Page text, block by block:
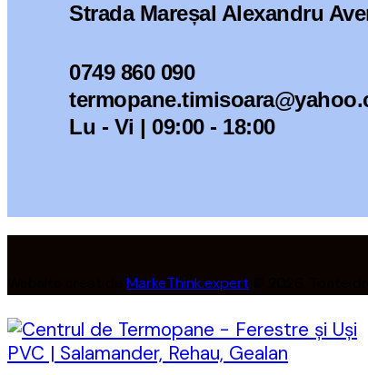
Strada Mareșal Alexandru
0749 860 090
Lu - Vi | 09:00 - 18:00
MarkeThink.expert